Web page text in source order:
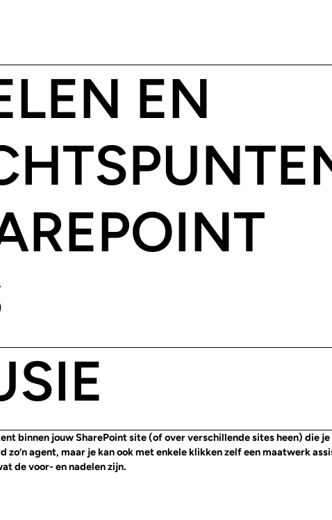
EN
binnen jouw SharePoint site (of over verschillende sites heen) die
zo’n agent, maar je kan ook met enkele klikken zelf een maatwerk
de voor- en nadelen zijn.